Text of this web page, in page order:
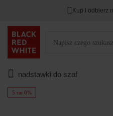
Kup i odbierz
nadstawki do szaf
5 rat 0%